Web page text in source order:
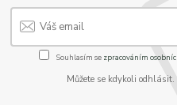
Souhlasím se zpracováním
Můžete se kdykoli